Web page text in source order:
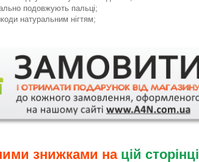
подовжують пальці;
натуральним нігтям;
знижками на цій сторінці